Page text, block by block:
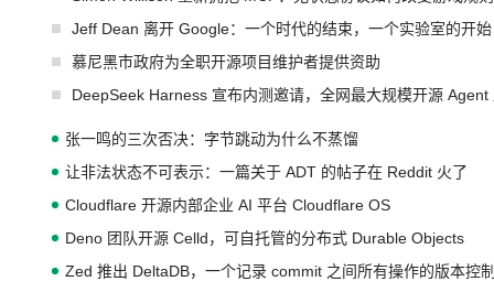
Jeff Dean 离开 Google：一个时代的结束，一个实验室的开始
慕尼黑市政府为全职开源项目维护者提供资助
DeepSeek Harness 宣布内测邀请，全网最大规模开源 Agent
张一鸣的三次否决：字节跳动为什么不蒸馏
让非法状态不可表示：一篇关于 ADT 的帖子在 Reddit 火了
Cloudflare 开源内部企业 AI 平台 Cloudflare OS
Deno 团队开源 Celld，可自托管的分布式 Durable Objects
Zed 推出 DeltaDB，一个记录 commit 之间所有操作的版本控